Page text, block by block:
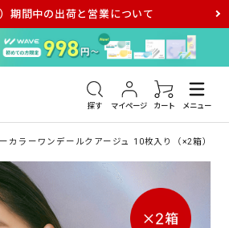
期間中の出荷と営業について
探す マイページ カート メニュー
ビュー メダリスト メガネ
カラーワンデールクアージュ 10枚入り（×2箱）